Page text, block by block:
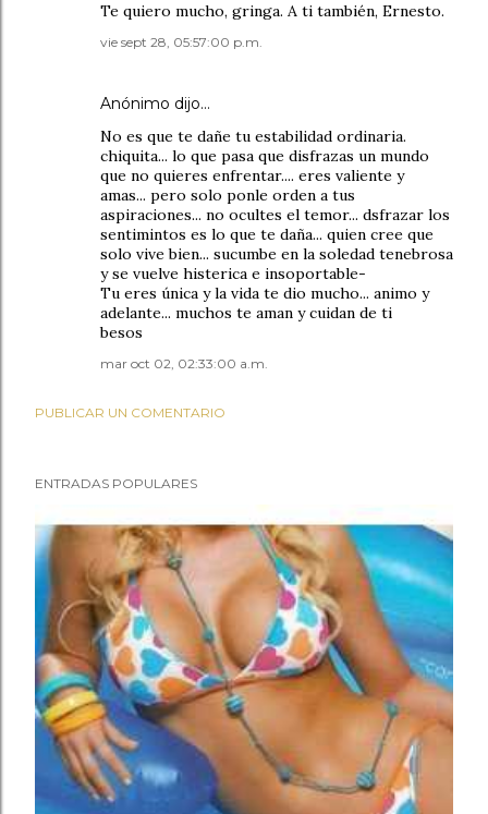
Te quiero mucho, gringa. A ti también, Ernesto.
vie sept 28, 05:57:00 p.m.
Anónimo dijo…
No es que te dañe tu estabilidad ordinaria.
chiquita... lo que pasa que disfrazas un mundo
que no quieres enfrentar.... eres valiente y
amas... pero solo ponle orden a tus
aspiraciones... no ocultes el temor... dsfrazar los
sentimintos es lo que te daña... quien cree que
solo vive bien... sucumbe en la soledad tenebrosa
y se vuelve histerica e insoportable-
Tu eres única y la vida te dio mucho... animo y
adelante... muchos te aman y cuidan de ti
besos
mar oct 02, 02:33:00 a.m.
PUBLICAR UN COMENTARIO
ENTRADAS POPULARES